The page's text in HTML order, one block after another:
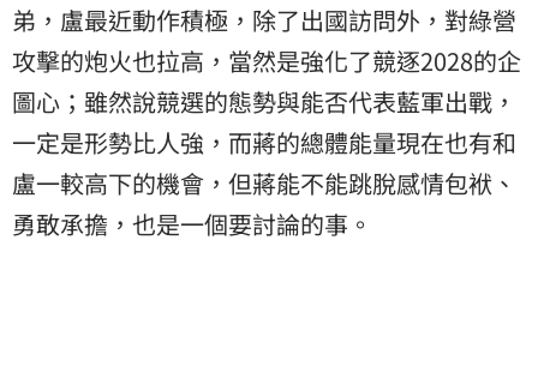
弟，盧最近動作積極，除了出國訪問外，對綠營
攻擊的炮火也拉高，當然是強化了競逐2028的企
圖心；雖然說競選的態勢與能否代表藍軍出戰，
一定是形勢比人強，而蔣的總體能量現在也有和
盧一較高下的機會，但蔣能不能跳脫感情包袱、
勇敢承擔，也是一個要討論的事。